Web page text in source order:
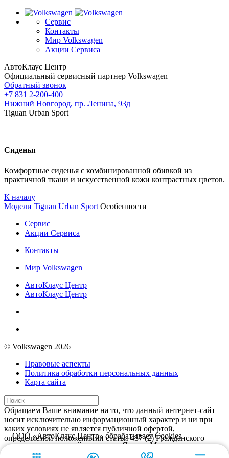
Сервис
Контакты
Мир Volkswagen
Акции Сервиса
АвтоКлаус Центр
Официальный сервисный партнер Volkswagen
Обратный звонок
+7 831 2-200-400
Нижний Новгород, пр. Ленина, 93д
Tiguan Urban Sport
Сиденья
Комфортные сиденья с комбинированной обивкой из
практичной ткани и искусственной кожи контрастных цветов.
К началу
Модели Tiguan Urban Sport Особенности
Сервис
Акции Сервиса
Контакты
Мир Volkswagen
АвтоКлаус Центр
АвтоКлаус Центр
© Volkswagen 2026
Правовые аспекты
Политика обработки персональных данных
Карта сайта
Обращаем Ваше внимание на то, что данный интернет-сайт
носит исключительно информационный характер и ни при
каких условиях не является публичной офертой,
определяемой положениями статьи 437 (2) Гражданского
кодекса Российской Федерации. Для автомобилей Volkswagen
Дилерское предприятие АвтоКлаус Центр осуществляет
ООО «АвтоКлаус Центр» обрабатывает Cookies
и использует на сайте сервисы Яндекс.Метрика
и Гугл.Аналитика для улучшения использования
Принять